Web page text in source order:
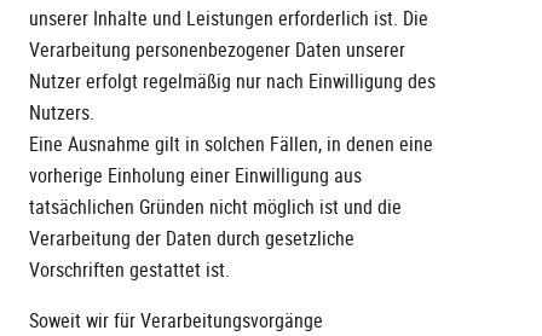
unserer Inhalte und Leistungen erforderlich ist. Die
Verarbeitung personenbezogener Daten unserer
Nutzer erfolgt regelmäßig nur nach Einwilligung des
Nutzers.
Eine Ausnahme gilt in solchen Fällen, in denen eine
vorherige Einholung einer Einwilligung aus
tatsächlichen Gründen nicht möglich ist und die
Verarbeitung der Daten durch gesetzliche
Vorschriften gestattet ist.
Soweit wir für Verarbeitungsvorgänge